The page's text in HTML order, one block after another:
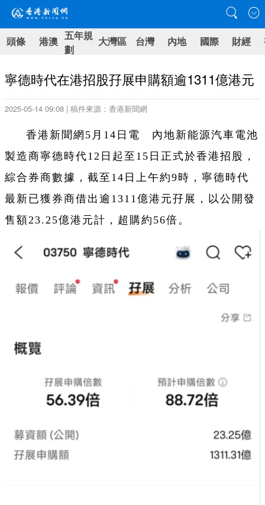
頭條 港澳 五年規
劃
大灣區 台灣 內地 國際 財經
寧德時代在港招股孖展申購額逾1311億港元
2025-05-14 09:08 | 稿件來源：香港新聞網
香港新聞網5月14日電 內地新能源汽車電池
製造商寧德時代12日起至15日正式於香港招股，
綜合券商數據，截至14日上午約9時，寧德時代
最新已獲券商借出逾1311億港元孖展，以公開發
售額23.25億港元計，超購約56倍。